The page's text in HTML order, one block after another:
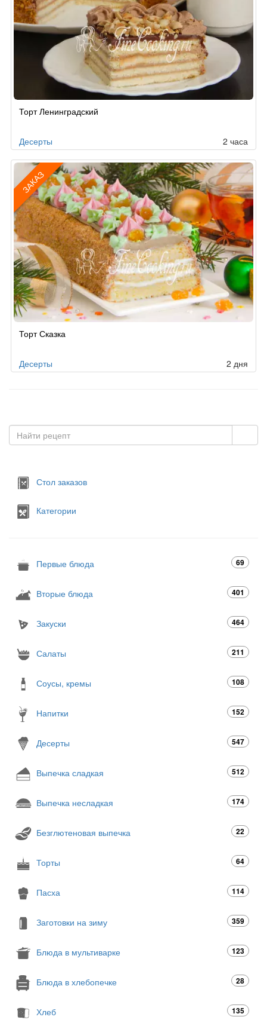
по
Торт Ленинградский
Десерты 2 часа
ЗАКАЗ
по
Торт Сказка
Десерты 2 дня
Стол заказов
Категории
Первые блюда 69
Вторые блюда 401
Закуски 464
Салаты 211
Соусы, кремы 108
Напитки 152
Десерты 547
Выпечка сладкая 512
Выпечка несладкая 174
Безглютеновая выпечка 22
Торты 64
Пасха 114
Заготовки на зиму 359
Блюда в мультиварке 123
Блюда в хлебопечке 28
Хлеб 135